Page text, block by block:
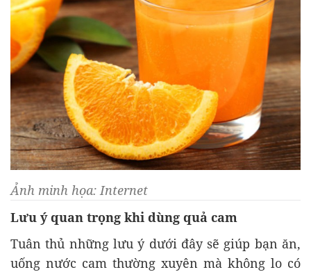
Ảnh minh họa: Internet
Lưu ý quan trọng khi dùng quả cam
Tuân thủ những lưu ý dưới đây sẽ giúp bạn ăn,
uống nước cam thường xuyên mà không lo có